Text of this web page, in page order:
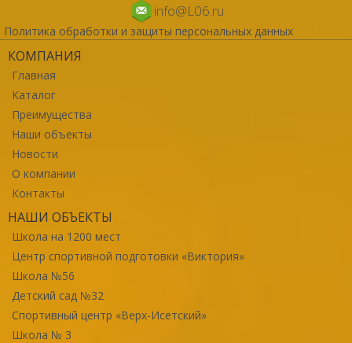
info@L06.ru
Политика обработки и защиты персональных данных
КОМПАНИЯ
Главная
Каталог
Преимущества
Наши объекты
Новости
О компании
Контакты
НАШИ ОБЪЕКТЫ
Школа на 1200 мест
Центр спортивной подготовки «Виктория»
Школа №56
Детский сад №32
Спортивный центр «Верх-Исетский»
Школа № 3